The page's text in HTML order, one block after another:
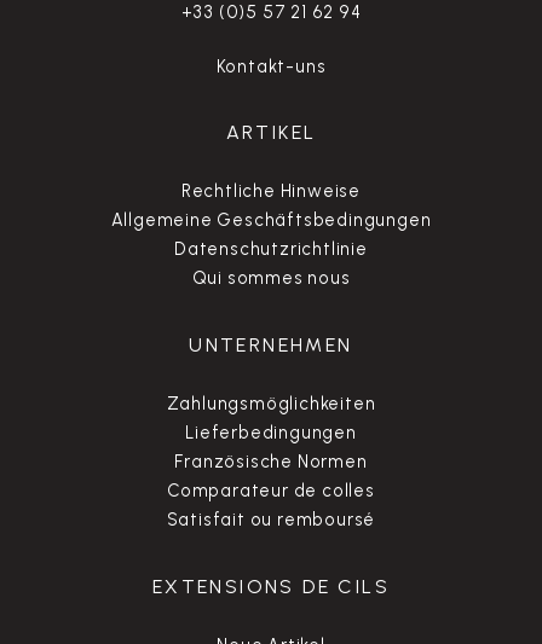
+33 (0)5 57 21 62 94
Kontakt-uns
ARTIKEL
Rechtliche Hinweise
Allgemeine Geschäftsbedingungen
Datenschutzrichtlinie
Qui sommes nous
UNTERNEHMEN
Zahlungsmöglichkeiten
Lieferbedingungen
Französische Normen
Comparateur de colles
Satisfait ou remboursé
EXTENSIONS DE CILS